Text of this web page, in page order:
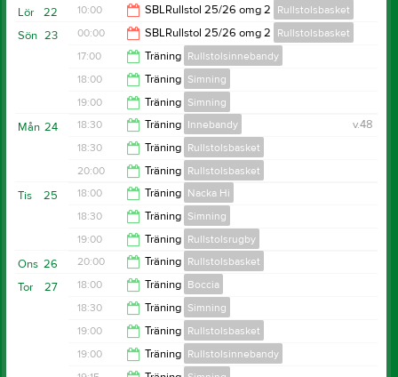
20:00
22
Lör 10:00 SBLRullstol 25/26 omg 2 Rullstolsbasket
00:00
23
Sön 00:00 SBLRullstol 25/26 omg 2 Rullstolsbasket
17:00
17:00 Träning Rullstolsinnebandy
19:00
18:00 Träning Simning
19:00
19:00 Träning Simning
20:00
24
Mån v.48
18:30 Träning Innebandy
19:30
18:30 Träning Rullstolsbasket
20:00
20:00 Träning Rullstolsbasket
22:00
25
Tis 18:00 Träning Nacka Hi
20:00
18:30 Träning Simning
20:00
19:00 Träning Rullstolsrugby
20:30
26
Ons 20:00 Träning Rullstolsbasket
21:30
27
Tor 18:00 Träning Boccia
20:00
18:30 Träning Simning
20:00
19:00 Träning Rullstolsbasket
19:00 Träning Rullstolsinnebandy